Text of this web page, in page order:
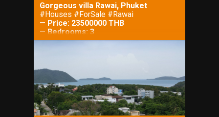
Gorgeous villa Rawai, Phuket
#Houses #ForSale #Rawai
— Price: 23500000 THB
— Bedrooms: 3
—Bathrooms: 3